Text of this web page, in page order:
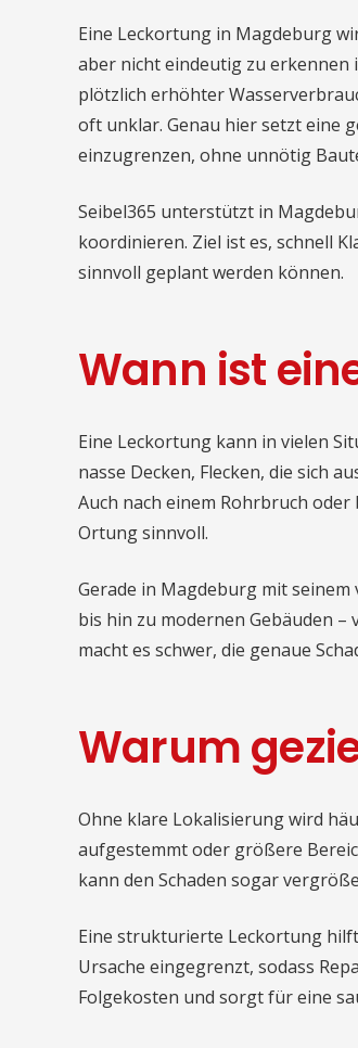
Eine Leckortung in Magdeburg
aber nicht eindeutig zu erkennen
plötzlich erhöhter
oft unklar. Genau hier setzt eine
einzugrenzen, ohne unnötig
Seibel365 unterstützt in
koordinieren. Ziel ist es, schnell
sinnvoll geplant werden können.
Wann ist
Eine Leckortung kann in vielen
nasse Decken, Flecken, die sich
Auch nach einem Rohrbruch
Ortung sinnvoll.
Gerade in Magdeburg mit
bis hin zu modernen Gebäuden
macht es schwer, die genaue
Warum
Ohne klare Lokalisierung wird
aufgestemmt oder größere
kann den Schaden sogar
Eine strukturierte Leckortung
Ursache eingegrenzt, sodass
Folgekosten und sorgt für eine